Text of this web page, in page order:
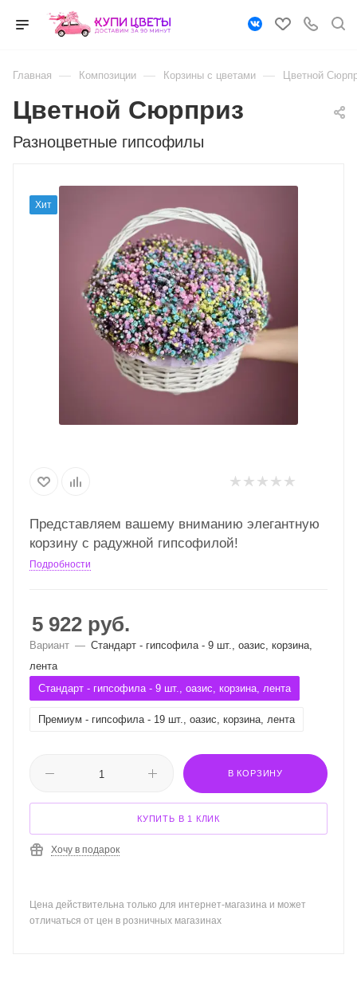
Главная — Композиции — Корзины с цветами — Цветной
Разноцветные гипсофилы
Цветной Сюрприз
Хит
Представляем вашему вниманию элегантную
корзину с радужной гипсофилой!
Подробности
5 922 руб.
Вариант — Стандарт - гипсофила - 9 шт., оазис, корзина,
лента
Стандарт - гипсофила - 9 шт., оазис, корзина, лента
Премиум - гипсофила - 19 шт., оазис, корзина, лента
В КОРЗИНУ
КУПИТЬ В 1 КЛИК
Хочу в подарок
Цена действительна только для интернет-магазина и может
отличаться от цен в розничных магазинах